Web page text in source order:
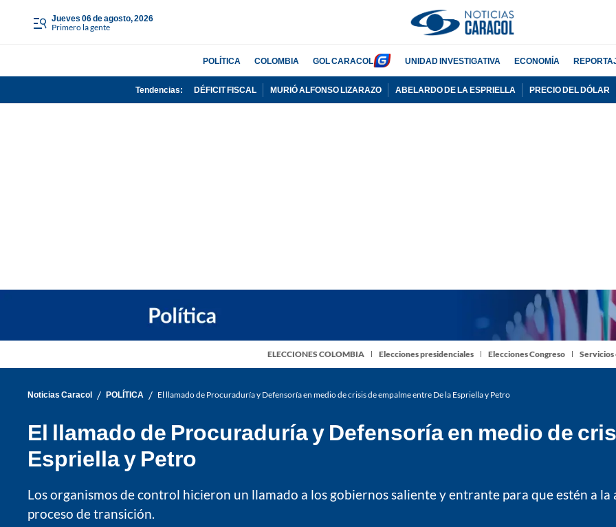
jueves 06 de agosto, 2026
Primero la gente
POLÍTICA COLOMBIA GOL CARACOL UNIDAD INVESTIGATIVA ECONOMÍA
Tendencias: DÉFICIT FISCAL MURIÓ ALFONSO LIZARAZO ABELARDO DE LA ESPRIELLA PRECIO DEL DÓLAR
ELECCIONES COLOMBIA Elecciones presidenciales Elecciones Congreso
Noticias Caracol / POLÍTICA / El llamado de Procuraduría y Defensoría en medio de crisis de empalme entre De la Espriella y Petro
El llamado de Procuraduría y Defensoría en medio de
Espriella y Petro
Los organismos de control hicieron un llamado a los gobiernos saliente y entrante para que estén a
proceso de transición.